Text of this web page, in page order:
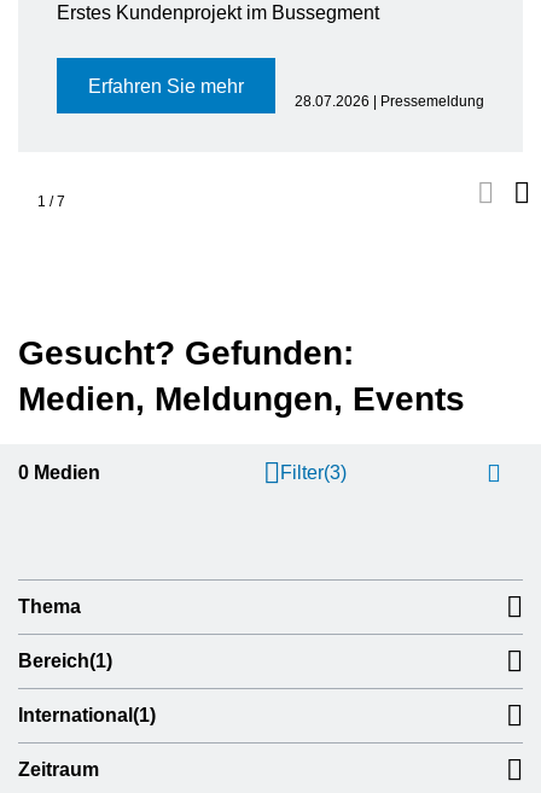
Erstes Kundenprojekt im Bussegment
Erfahren Sie mehr
28.07.2026 | Pressemeldung
1 /7
Gesucht? Gefunden:
Medien, Meldungen, Events
0 Medien Filter(3)
Thema
Bereich(1)
International (1)
Zeitraum